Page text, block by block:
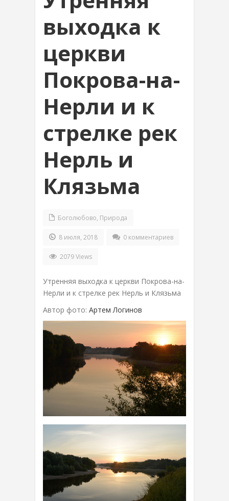
выходка к
церкви
Покрова-на-
Нерли и к
стрелке рек
Нерль и
Клязьма
Боголюбово, Природа
8 июля, 2018 0 комментариев
2079 Views
Утренняя выходка к церкви Покрова-на-
Нерли и к стрелке рек Нерль и Клязьма
Автор фото: Артем Логинов